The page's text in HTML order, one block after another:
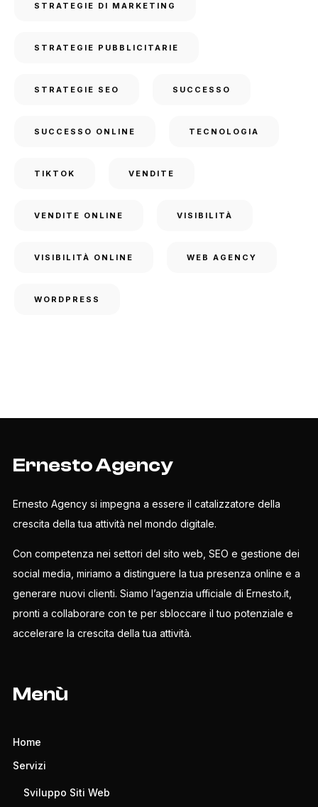
STRATEGIE DI MARKETING
STRATEGIE PUBBLICITARIE
STRATEGIE SEO SUCCESSO
SUCCESSO ONLINE TECNOLOGIA
TIKTOK VENDITE
VENDITE ONLINE VISIBILITÀ
VISIBILITÀ ONLINE WEB AGENCY
WORDPRESS
Ernesto Agency
Ernesto Agency si impegna a essere il catalizzatore della
crescita della tua attività nel mondo digitale.
Con competenza nei settori del sito web, SEO e gestione dei
social media, miriamo a distinguere la tua presenza online e a
generare nuovi clienti. Siamo l’agenzia ufficiale di Ernesto.it,
pronti a collaborare con te per sbloccare il tuo potenziale e
accelerare la crescita della tua attività.
Menù
Home
Servizi
Sviluppo Siti Web